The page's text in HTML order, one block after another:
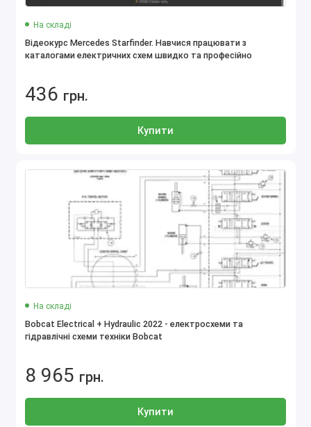
На складі
Відеокурс Mercedes Starfinder. Навчися працювати з
каталогами електричних схем швидко та професійно
436 грн.
Купити
На складі
Bobcat Electrical + Hydraulic 2022 - електросхеми та
гідравлічні схеми техніки Bobcat
8 965 грн.
Купити